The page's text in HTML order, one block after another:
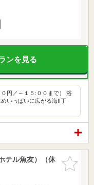
ンを見る
円／～１５:００まで） 浴
いっぱいに広がる海!!丁
お気に入
りに追加
テル魚友）（休